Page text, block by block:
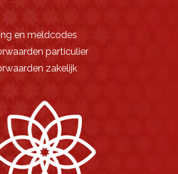
en meldcodes
particulier
zakelijk